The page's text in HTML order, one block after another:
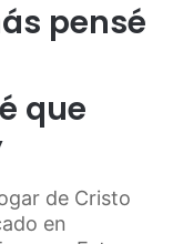
pensé
que
de Cristo
en